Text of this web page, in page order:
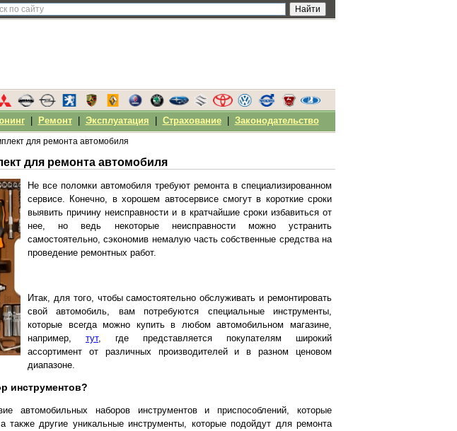
для ремонта автомобиля
для ремонта автомобиля
Не все поломки автомобиля требуют ремонта в специализированном
сервисе. Конечно, в хорошем автосервисе смогут в короткие сроки
выявить причину неисправности и в кратчайшие сроки избавиться от
нее, но ведь некоторые неисправности можно устранить
самостоятельно, сэкономив немалую часть собственные средства на
проведение ремонтных работ.
Итак, для того, чтобы самостоятельно обслуживать и ремонтировать
свой автомобиль, вам потребуются специальные инструменты,
которые всегда можно купить в любом автомобильном магазине,
например, тут, где представляется покупателям широкий
ассортимент от различных производителей и в разном ценовом
диапазоне.
инструментов?
автомобильных наборов инструментов и приспособлений, которые
другие уникальные инструменты, которые подойдут для ремонта
| Ремонт| Эксплуатация Страхование| Законодательство